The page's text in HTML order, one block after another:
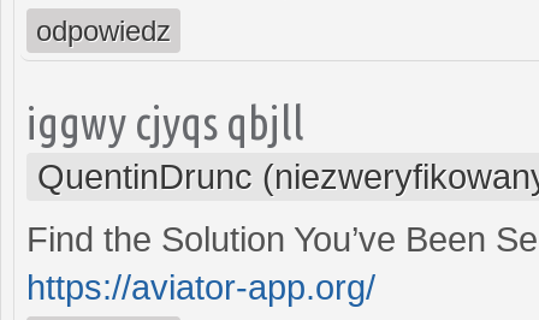
odpowiedz
iggwy cjyqs qbjll
QuentinDrunc
Find the Solution You’ve Been
https://aviator-app.org/